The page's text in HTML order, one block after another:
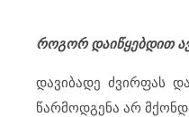
როგორ დაიწყებდით
დავიბადე ძვირფას
წარმოდგენა არ